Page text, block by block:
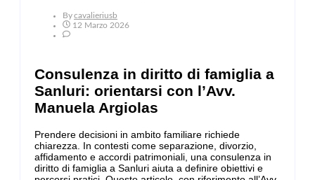
ByCavalieriusb
12 Marzo 2026
Consulenza in diritto di famiglia a
Sanluri: orientarsi con l’Avv.
Manuela Argiolas
Prendere decisioni in ambito familiare richiede
chiarezza. In contesti come separazione, divorzio,
affidamento e accordi patrimoniali, una consulenza in
diritto di famiglia a Sanluri aiuta a definire obiettivi e